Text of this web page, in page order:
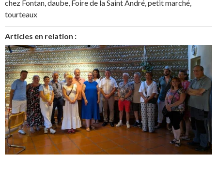
chez Fontan daube Foire de la Saint André petit marché
tourteaux
Articles en relation :